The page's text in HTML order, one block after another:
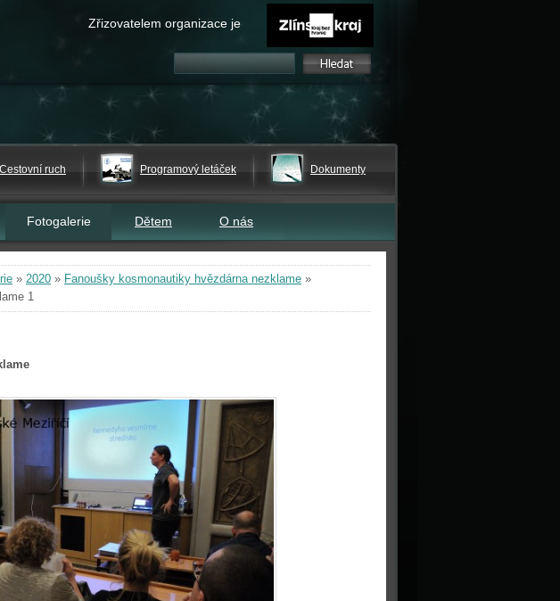
Zřizovatelem organizace je
Cestovní ruch Programový letáček Dokumenty
Fotogalerie Dětem O nás
» 2020 » Fanoušky kosmonautiky hvězdárna nezklame »
1